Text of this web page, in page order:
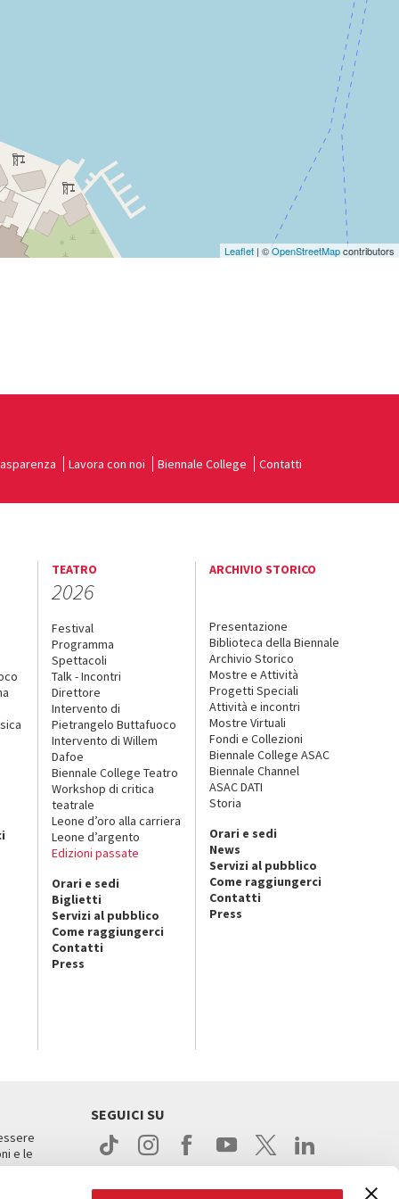
Leaflet | ©OpenStreetMapcontributors
Lavora con noi Biennale College Contatti
TEATRO
2026
Festival
Programma
Spettacoli
Talk - Incontri
Direttore
Intervento di
Pietrangelo Buttafuoco
Intervento di Willem
Dafoe
Biennale College Teatro
Workshop di critica
teatrale
Leone d’oro alla carriera
Leone d’argento
Edizioni passate
Orari e sedi
Biglietti
Servizi al pubblico
Come raggiungerci
Contatti
Press
ARCHIVIO STORICO
Presentazione
Biblioteca della Biennale
Archivio Storico
Mostre e Attività
Progetti Speciali
Attività e incontri
Mostre Virtuali
Fondi e Collezioni
Biennale College ASAC
Biennale Channel
ASAC DATI
Storia
Orari e sedi
News
Servizi al pubblico
Come raggiungerci
Contatti
Press
e le
SEGUICI SU